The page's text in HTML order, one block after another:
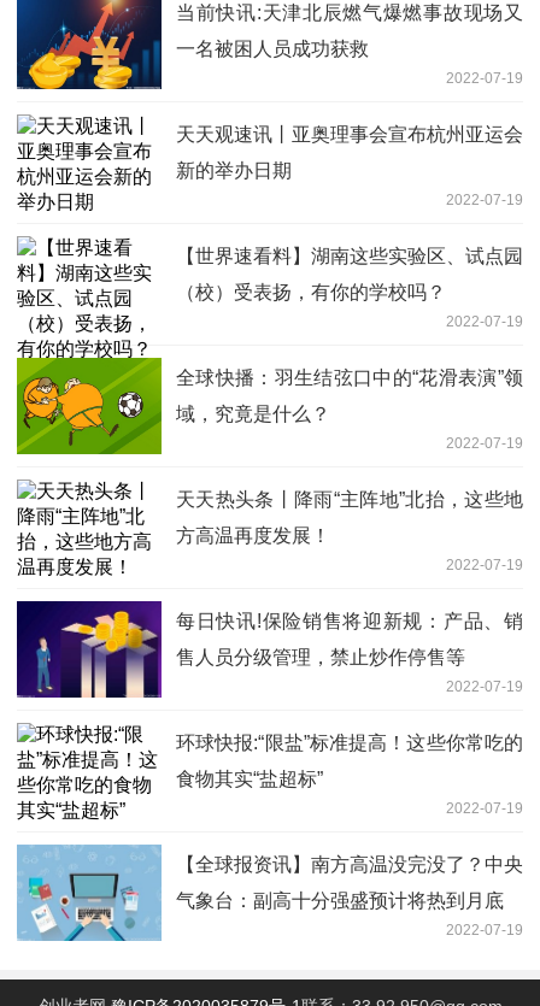
当前快讯:天津北辰燃气爆燃事故现场又
一名被困人员成功获救
2022-07-19
天天观速讯丨亚奥理事会宣布杭州亚运会
新的举办日期
2022-07-19
【世界速看料】湖南这些实验区、试点园
（校）受表扬，有你的学校吗？
2022-07-19
全球快播：羽生结弦口中的“花滑表演”领
域，究竟是什么？
2022-07-19
天天热头条丨降雨“主阵地”北抬，这些地
方高温再度发展！
2022-07-19
每日快讯!保险销售将迎新规：产品、销
售人员分级管理，禁止炒作停售等
2022-07-19
环球快报:“限盐”标准提高！这些你常吃的
食物其实“盐超标”
2022-07-19
【全球报资讯】南方高温没完没了？中央
气象台：副高十分强盛预计将热到月底
2022-07-19